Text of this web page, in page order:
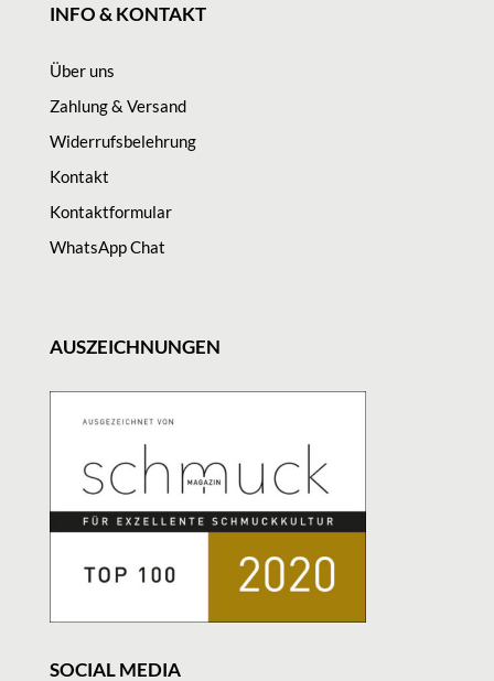
INFO & KONTAKT
Über uns
Zahlung & Versand
Widerrufsbelehrung
Kontakt
Kontaktformular
WhatsApp Chat
AUSZEICHNUNGEN
SOCIAL MEDIA